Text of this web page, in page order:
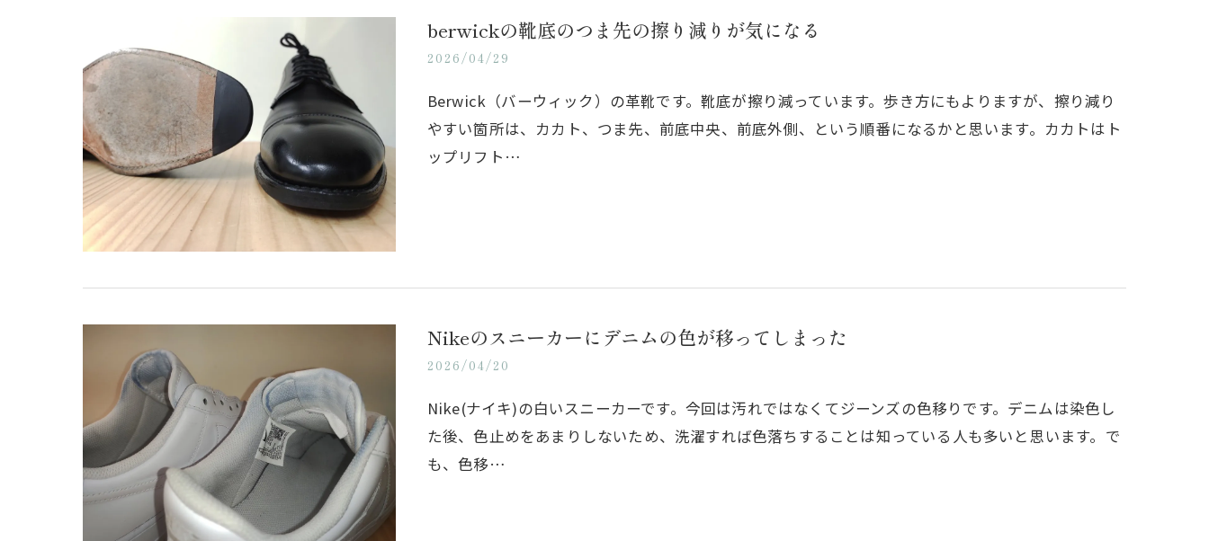
berwickの靴底のつま先の擦り減りが気になる
2026/04/29
Berwick（バーウィック）の革靴です。靴底が擦り減っています。歩き方にもよりますが、擦り減り
やすい箇所は、カカト、つま先、前底中央、前底外側、という順番になるかと思います。カカトはト
ップリフト…
Nikeのスニーカーにデニムの色が移ってしまった
2026/04/20
Nike(ナイキ)の白いスニーカーです。今回は汚れではなくてジーンズの色移りです。デニムは染色し
た後、色止めをあまりしないため、洗濯すれば色落ちすることは知っている人も多いと思います。で
も、色移…